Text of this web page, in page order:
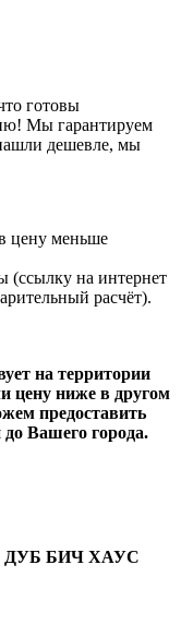
готовы
Мы гарантируем
дешевле, мы
цену меньше
(ссылку на интернет
расчёт).
на территории
цену ниже в другом
предоставить
до Вашего города.
ДУБ БИЧ ХАУС